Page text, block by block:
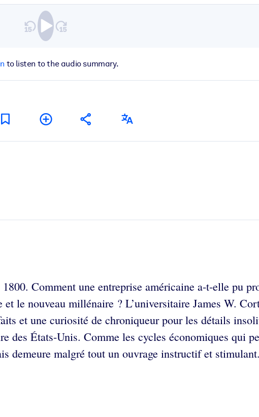
to listen to the audio summary.
Comment une entreprise américaine a-t-elle pu
le nouveau millénaire ? L’universitaire James W.
et une curiosité de chroniqueur pour les détails
des États-Unis. Comme les cycles économiques qui
demeure malgré tout un ouvrage instructif et stimulant.